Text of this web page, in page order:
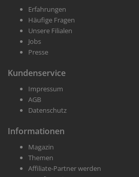
Erfahrungen
Häufige Fragen
Unsere Filialen
Jobs
Presse
Kundenservice
Impressum
AGB
Datenschutz
Informationen
Magazin
Themen
Affiliate-Partner werden